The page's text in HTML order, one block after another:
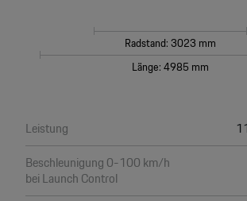
Radstand: 3023 mm
Länge: 4985 mm
Leistung
Beschleunigung 0-100 km/h
bei Launch Control